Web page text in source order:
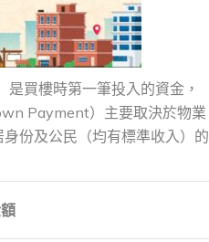
買樓時第一筆投入的資金，
Payment）主要取決於物業
份及公民（均有標準收入）的